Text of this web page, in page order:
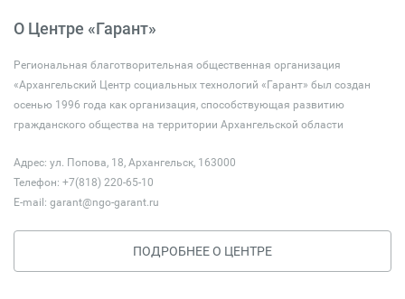
О Центре «Гарант»
Региональная благотворительная общественная организация
«Архангельский Центр социальных технологий «Гарант» был создан
осенью 1996 года как организация, способствующая развитию
гражданского общества на территории Архангельской области
Адрес: ул. Попова, 18, Архангельск, 163000
Телефон: +7(818) 220-65-10
E-mail: garant@ngo-garant.ru
ПОДРОБНЕЕ О ЦЕНТРЕ